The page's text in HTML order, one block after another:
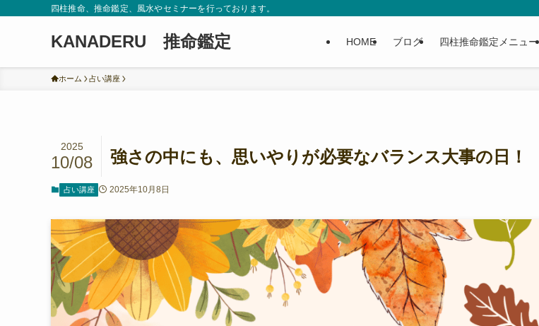
四柱推命、推命鑑定、風水やセミナーを行っております。
KANADERU 推命鑑定 HOME ブログ 四柱推命鑑定メニュー
ホーム 占い講座
強さの中にも、思いやりが必要なバランス大事の日！
2025
10/08
占い講座 2025年10月8日